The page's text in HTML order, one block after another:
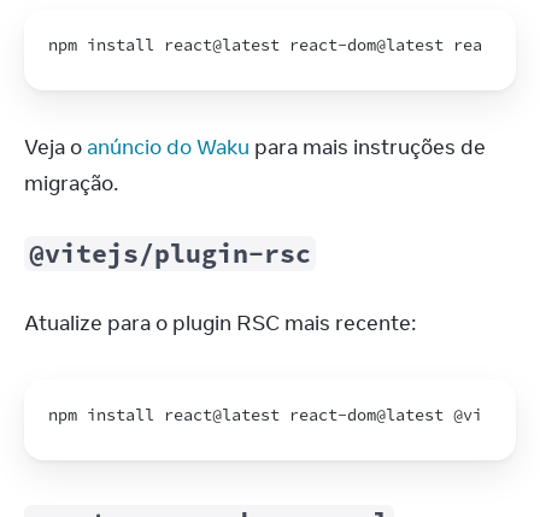
npm install react@latest react-dom@latest react
Veja o anúncio do Waku para mais instruções de
migração.
@vitejs/plugin-rsc
Atualize para o plugin RSC mais recente:
npm install react@latest react-dom@latest @vitejs